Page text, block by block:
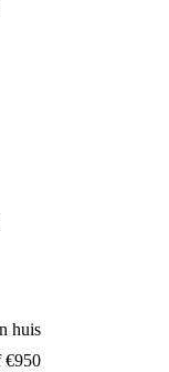
huis
€950